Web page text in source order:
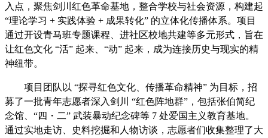
入点，聚焦剑川红色革命基地，整合学校与社会资源，构建起
“理论学习 + 实践体验 + 成果转化” 的立体化传播体系。项目
通过开设青马班专题课程、进社区校地共建等多元形式，旨在
让红色文化 “活” 起来、“动” 起来，成为连接历史与现实的精
神纽带。
项目团队以 “探寻红色文化、传播革命精神” 为目标，招
募了一批青年志愿者深入剑川 “红色阵地群”，包括张伯简纪
念馆、“四・二” 武装暴动纪念碑等 7 处爱国主义教育基地。
通过实地走访、史料挖掘和人物访谈，志愿者们收集整理了大